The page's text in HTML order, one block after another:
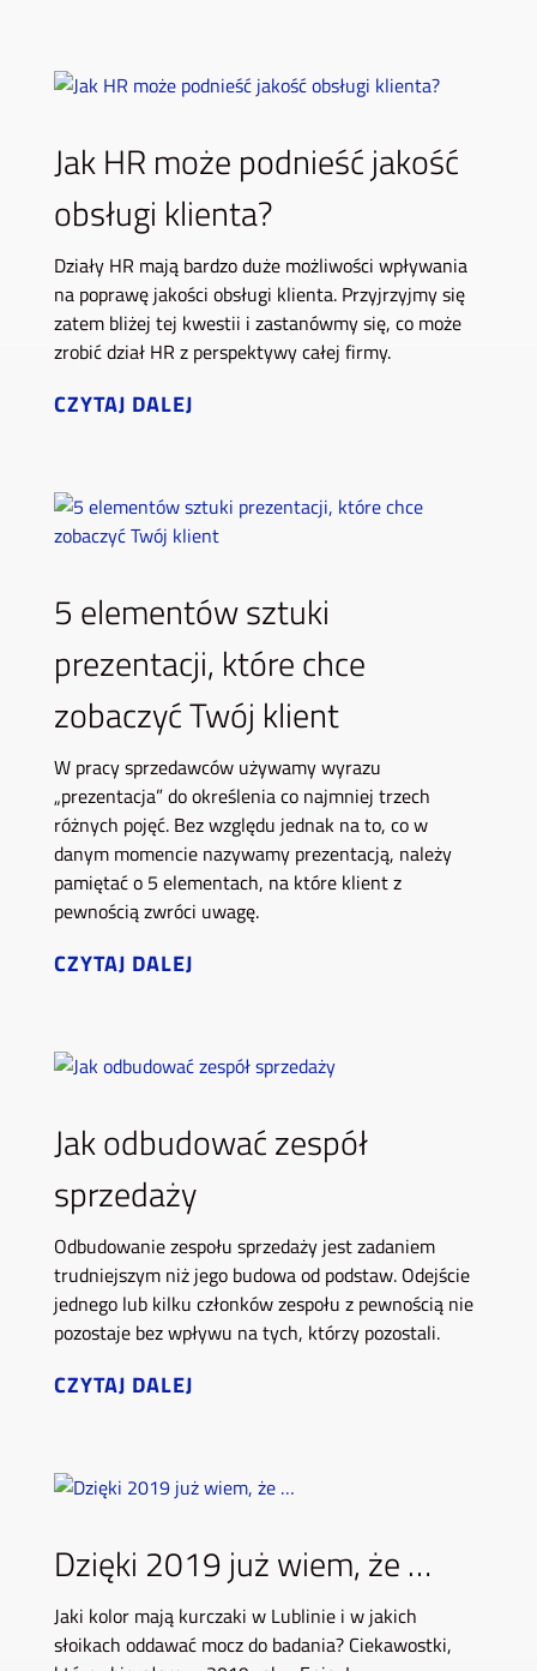
Jak HR może podnieść jakość
obsługi klienta?
Działy HR mają bardzo duże możliwości wpływania
na poprawę jakości obsługi klienta. Przyjrzyjmy się
zatem bliżej tej kwestii i zastanówmy się, co może
zrobić dział HR z perspektywy całej firmy.
CZYTAJ DALEJ
5 elementów sztuki
prezentacji, które chce
zobaczyć Twój klient
W pracy sprzedawców używamy wyrazu
„prezentacja” do określenia co najmniej trzech
różnych pojęć. Bez względu jednak na to, co w
danym momencie nazywamy prezentacją, należy
pamiętać o 5 elementach, na które klient z
pewnością zwróci uwagę.
CZYTAJ DALEJ
Jak odbudować zespół
sprzedaży
Odbudowanie zespołu sprzedaży jest zadaniem
trudniejszym niż jego budowa od podstaw. Odejście
jednego lub kilku członków zespołu z pewnością nie
pozostaje bez wpływu na tych, którzy pozostali.
CZYTAJ DALEJ
Dzięki 2019 już wiem, że …
Jaki kolor mają kurczaki w Lublinie i w jakich
słoikach oddawać mocz do badania? Ciekawostki,